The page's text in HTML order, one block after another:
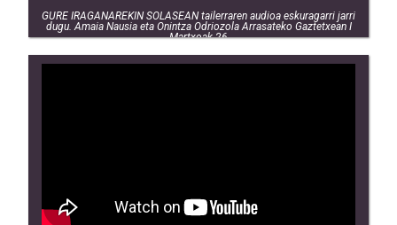
GURE IRAGANAREKIN SOLASEAN tailerraren audioa eskuragarri jarri
dugu. Amaia Nausia eta Onintza Odriozola Arrasateko Gaztetxean I
Martxoak 26